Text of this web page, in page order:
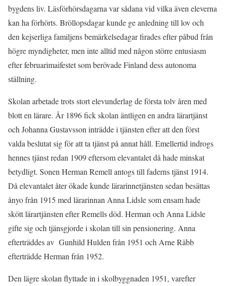
bygdens liv. Läsförhörsdagarna var sådana vid vilka även eleverna
kan ha förhörts. Bröllopsdagar kunde ge anledning till lov och
den kejserliga familjens bemärkelsedagar firades efter påbud från
högre myndigheter, men inte alltid med någon större entusiasm
efter februarimaifestet som berövade Finland dess autonoma
ställning.
Skolan arbetade trots stort elevunderlag de första tolv åren med
blott en lärare. År 1896 fick skolan äntligen en andra lärartjänst
och Johanna Gustavsson inträdde i tjänsten efter att den först
valda beslutat sig för att ta tjänst på annat håll. Emellertid indrogs
hennes tjänst redan 1909 eftersom elevantalet då hade minskat
betydligt. Sonen Herman Remell antogs till faderns tjänst 1914.
Då elevantalet åter ökade kunde lärarinnetjänsten sedan besättas
ånyo från 1915 med lärarinnan Anna Lidsle som ensam hade
skött lärartjänsten efter Remells död. Herman och Anna Lidsle
gifte sig och tjänsgjorde i skolan till sin pensionering. Anna
efterträddes av Gunhild Hulden från 1951 och Arne Räbb
efterträdde Herman från 1952.
Den lägre skolan flyttade in i skolbyggnaden 1951, varefter